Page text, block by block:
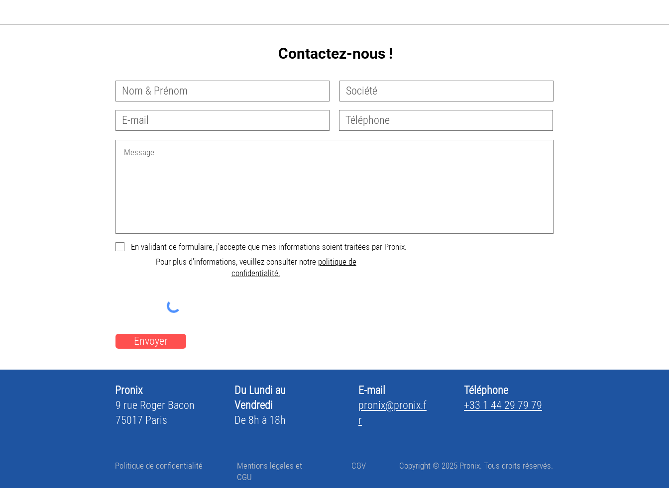
Contactez-nous !
En validant ce formulaire, j'accepte que mes informations soient traitées par Pronix.
Pour plus d'informations, veuillez consulter notre politique de
confidentialité.
Envoyer
Pronix
9 rue Roger Bacon
75017 Paris
Du Lundi au
Vendredi
De 8h à 18h
E-mail
pronix@pronix.f
r
Téléphone
+33 1 44 29 79 79
Politique de confidentialité
Mentions légales et
CGU
CGV Copyright © 2025 Pronix. Tous droits réservés.